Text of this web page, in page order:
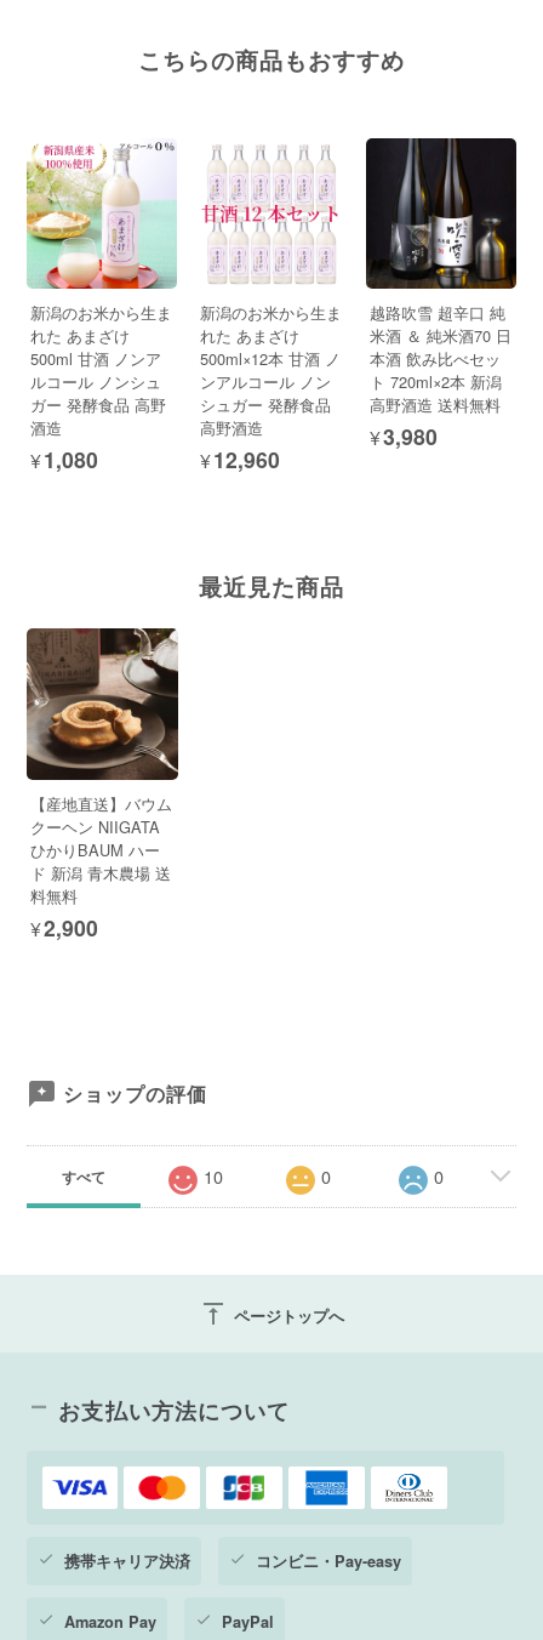
こちらの商品もおすすめ
新潟のお米から生ま
れた あまざけ
500ml 甘酒 ノンア
ルコール ノンシュ
ガー 発酵食品 高野
酒造
¥1,080
新潟のお米から生ま
れた あまざけ
500ml×12本 甘酒 ノ
ンアルコール ノン
シュガー 発酵食品
高野酒造
¥12,960
越路吹雪 超辛口 純
米酒 ＆ 純米酒70 日
本酒 飲み比べセッ
ト 720ml×2本 新潟
高野酒造 送料無料
¥3,980
最近見た商品
【産地直送】バウム
クーヘン NIIGATA
ひかりBAUM ハー
ド 新潟 青木農場 送
料無料
¥2,900
ショップの評価
すべて 10 0 0
vertical_align_top ページトップへ
お支払い方法について
携帯キャリア決済 コンビニ・Pay-easy
Amazon Pay PayPal